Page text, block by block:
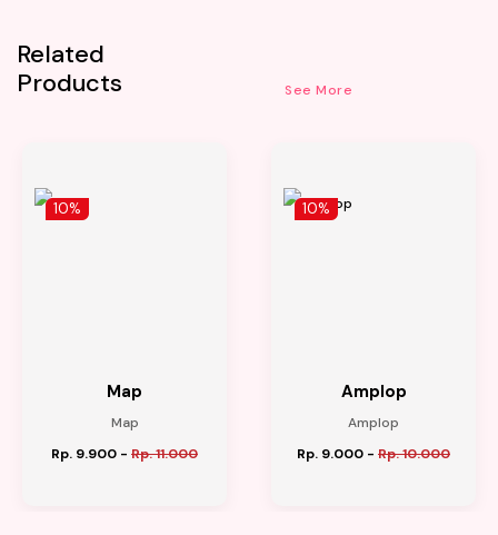
Related
Products
See More
10%
Map
Map
Rp. 9.900 - Rp. 11.000
10%
Amplop
Amplop
Rp. 9.000 - Rp. 10.000